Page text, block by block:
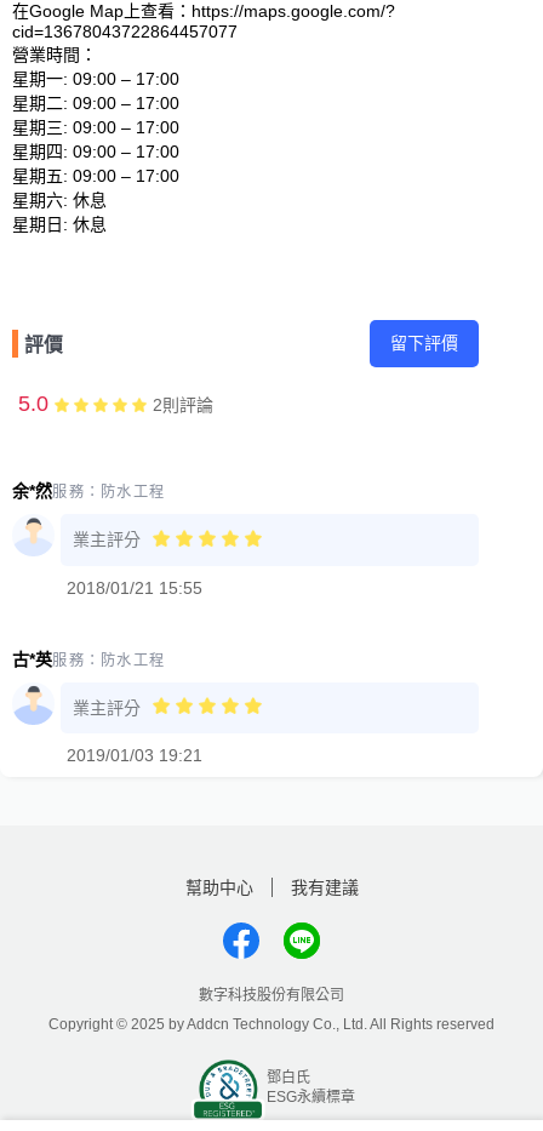
在Google Map上查看：https://maps.google.com/?
cid=13678043722864457077
營業時間：
星期一: 09:00 – 17:00
星期二: 09:00 – 17:00
星期三: 09:00 – 17:00
星期四: 09:00 – 17:00
星期五: 09:00 – 17:00
星期六: 休息
評價 留下評價
5.0 2則評論
余*然服務： 防水工程
業主評分
2018/01/21 15:55
古*英服務： 防水工程
業主評分
2019/01/03 19:21
幫助中心 我有建議
數字科技股份有限公司
Copyright © 2025 by Addcn Technology Co., Ltd. All Rights reserved
鄧白氏
ESG永續標章